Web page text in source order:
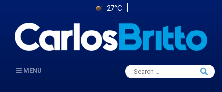
27°C
MENU
Search
for:
Search